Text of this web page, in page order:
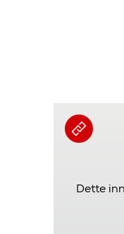
Dette